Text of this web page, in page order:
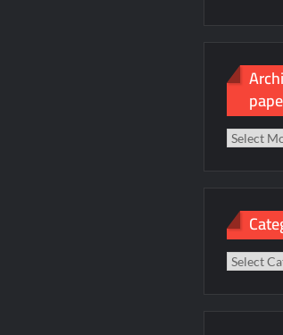
Archives/